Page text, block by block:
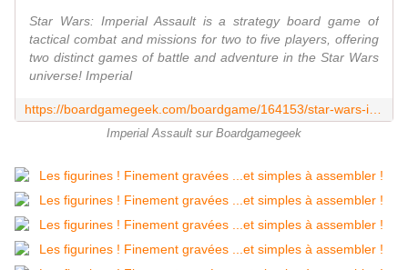
Star Wars: Imperial Assault is a strategy board game of
tactical combat and missions for two to five players, offering
two distinct games of battle and adventure in the Star Wars
universe! Imperial
Imperial Assault sur Boardgamegeek